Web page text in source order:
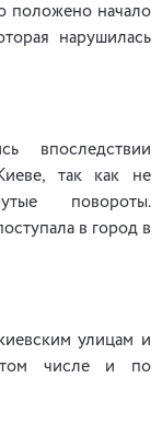
положено начало
нарушилась
впоследствии
так как не
повороты.
в город в
улицам и
числе и по